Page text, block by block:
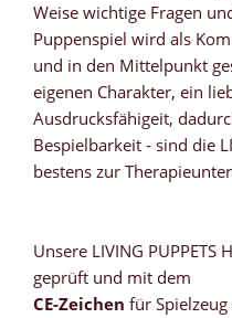
Weise wichtige Fragen
Puppenspiel wird als
und in den Mittelpunkt
eigenen Charakter, ein
Ausdrucksfähigeit,
Bespielbarkeit - sind die
bestens zur
Unsere LIVING
geprüft und mit dem
CE-Zeichen für